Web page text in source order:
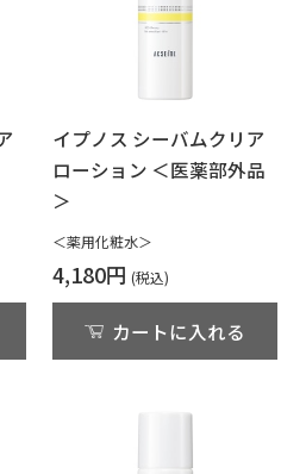
イプノス シーバムクリア
ローション ＜医薬部外品
＞
＜薬用化粧水＞
4,180円
カートに入れる